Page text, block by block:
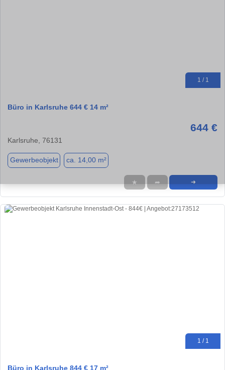
1 / 1
Büro in Karlsruhe 644 € 14 m²
644 €
Karlsruhe, 76131
Gewerbeobjekt ca. 14,00 m²
★ ➦ ➜
1 / 1
Büro in Karlsruhe 844 € 17 m²